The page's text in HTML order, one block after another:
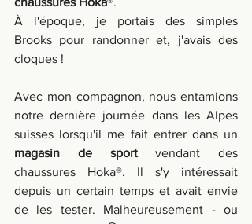
À l'époque, je portais des simples
Brooks pour randonner et, j'avais des
cloques !
Avec mon compagnon, nous entamions
notre dernière journée dans les Alpes
magasin de sport vendant des
chaussures Hoka®. Il s'y intéressait
depuis un certain temps et avait envie
de les tester. Malheureusement - ou